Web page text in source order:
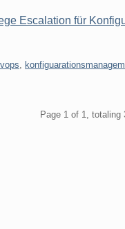
Escalation für
,
Page 1 of 1, totaling